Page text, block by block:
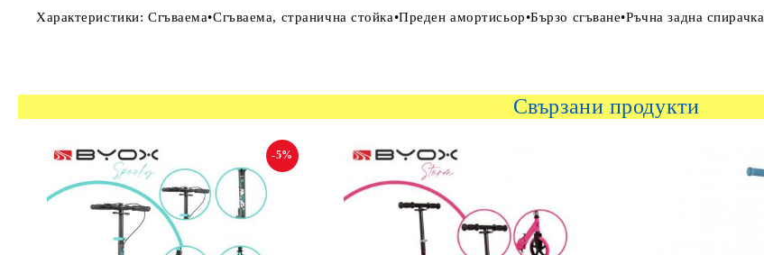
Характеристики: Сгъваема•Сгъваема, странична стойка•Преден амортисьор•Бързо сгъване•Ръчна задна спирачка
Свързани продукти
-5%